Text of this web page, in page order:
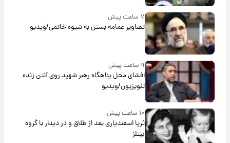
۷ ساعت پیش
تصاویر عمامه بستن به شیوه خاتمی/ویدیو
۹ ساعت پیش
افشای محل پناهگاه‌ رهبر شهید روی آنتن زنده
تلویزیون/ویدیو
۱۰ ساعت پیش
ثریا اسفندیاری بعد از طلاق و در دیدار با گروه
بیتلز